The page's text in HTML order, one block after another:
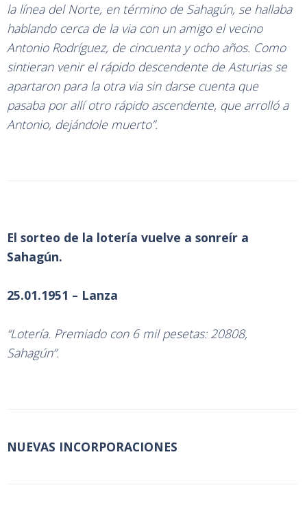
la línea del Norte, en término de Sahagún, se hallaba
hablando cerca de la via con un amigo el vecino
Antonio Rodríguez, de cincuenta y ocho años. Como
sintieran venir el rápido descendente de Asturias se
apartaron para la otra via sin darse cuenta que
pasaba por allí otro rápido ascendente, que arrolló a
Antonio, dejándole muerto”.
El sorteo de la lotería vuelve a sonreír a
Sahagún.
25.01.1951 – Lanza
“Lotería. Premiado con 6 mil pesetas: 20808,
Sahagún”.
NUEVAS INCORPORACIONES